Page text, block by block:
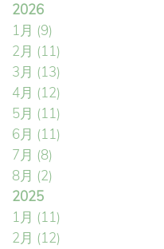
2026
1月 (9)
2月 (11)
3月 (13)
4月 (12)
5月 (11)
6月 (11)
7月 (8)
8月 (2)
2025
1月 (11)
2月 (12)